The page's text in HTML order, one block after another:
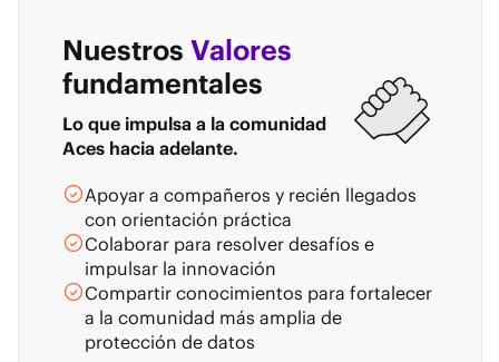
Nuestros Valores
fundamentales
Lo que impulsa a la comunidad
Aces hacia adelante.
Apoyar a compañeros y recién llegados
con orientación práctica
Colaborar para resolver desafíos e
impulsar la innovación
Compartir conocimientos para fortalecer
a la comunidad más amplia de
protección de datos